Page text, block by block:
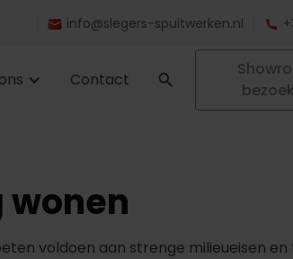
info@slegers-spuitwerken.nl
Contact
voldoen aan strenge milieueisen